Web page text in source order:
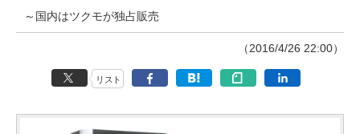
～国内はツクモが独占販売
（2016/4/26 22:00）
リスト